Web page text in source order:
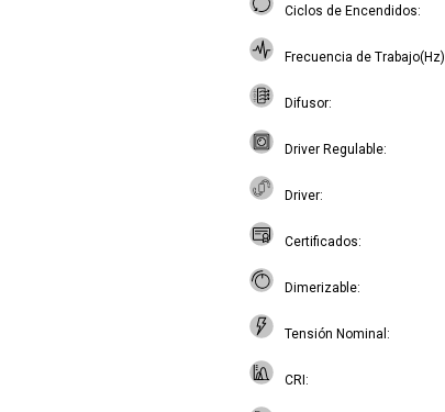
Ciclos de Encendidos
Frecuencia de Trabajo(Hz)
Difusor
Driver Regulable
Driver
Certificados
Dimerizable
Tensión Nominal
CRI